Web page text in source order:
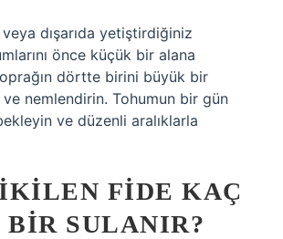
veya dışarıda yetiştirdiğiniz
önce küçük bir alana
dörtte birini büyük bir
ve nemlendirin. Tohumun bir gün
ve düzenli aralıklarla
FIDE KAÇ
BIR SULANIR?